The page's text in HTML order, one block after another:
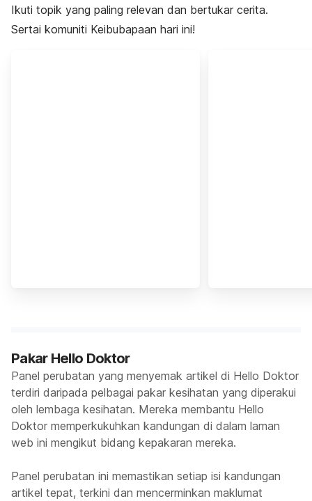
Ikuti topik yang paling relevan dan bertukar cerita.
Sertai komuniti Keibubapaan hari ini!
Pakar Hello Doktor
Panel perubatan yang menyemak artikel di Hello Doktor
terdiri daripada pelbagai pakar kesihatan yang diperakui
oleh lembaga kesihatan. Mereka membantu Hello
Doktor memperkukuhkan kandungan di dalam laman
web ini mengikut bidang kepakaran mereka.
Panel perubatan ini memastikan setiap isi kandungan
artikel tepat, terkini dan mencerminkan maklumat